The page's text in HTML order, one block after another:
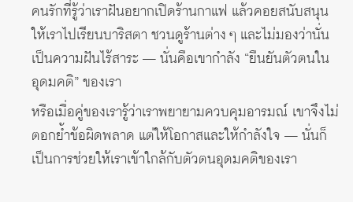
คนรักที่รู้ว่าเราฝันอยากเปิดร้านกาแฟ แล้วคอยสนับสนุน
ให้เราไปเรียนบาริสตา ชวนดูร้านต่าง ๆ และไม่มองว่านั่น
เป็นความฝันไร้สาระ — นั่นคือเขากำลัง “ยืนยันตัวตนใน
อุดมคติ” ของเรา
หรือเมื่อคู่ของเรารู้ว่าเราพยายามควบคุมอารมณ์ เขาจึงไม่
ตอกย้ำข้อผิดพลาด แต่ให้โอกาสและให้กำลังใจ — นั่นก็
เป็นการช่วยให้เราเข้าใกล้กับตัวตนอุดมคติของเรา